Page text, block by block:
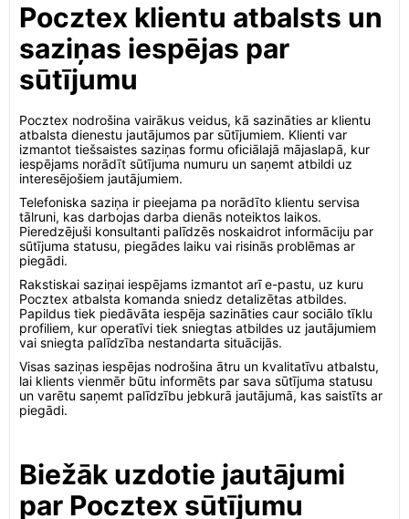
Pocztex klientu atbalsts un
saziņas iespējas par
sūtījumu
Pocztex nodrošina vairākus veidus, kā sazināties ar klientu
atbalsta dienestu jautājumos par sūtījumiem. Klienti var
izmantot tiešsaistes saziņas formu oficiālajā mājaslapā, kur
iespējams norādīt sūtījuma numuru un saņemt atbildi uz
interesējošiem jautājumiem.
Telefoniska saziņa ir pieejama pa norādīto klientu servisa
tālruni, kas darbojas darba dienās noteiktos laikos.
Pieredzējuši konsultanti palīdzēs noskaidrot informāciju par
sūtījuma statusu, piegādes laiku vai risinās problēmas ar
piegādi.
Rakstiskai saziņai iespējams izmantot arī e-pastu, uz kuru
Pocztex atbalsta komanda sniedz detalizētas atbildes.
Papildus tiek piedāvāta iespēja sazināties caur sociālo tīklu
profiliem, kur operatīvi tiek sniegtas atbildes uz jautājumiem
vai sniegta palīdzība nestandarta situācijās.
Visas saziņas iespējas nodrošina ātru un kvalitatīvu atbalstu,
lai klients vienmēr būtu informēts par sava sūtījuma statusu
un varētu saņemt palīdzību jebkurā jautājumā, kas saistīts ar
piegādi.
Biežāk uzdotie jautājumi
par Pocztex sūtījumu